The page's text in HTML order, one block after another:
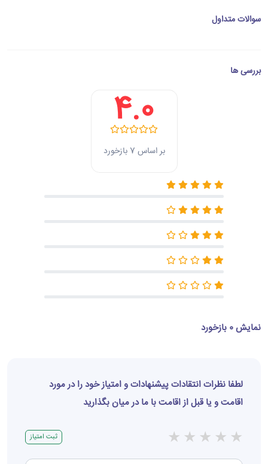
سوالات متداول
بررسی ها
4.0
بر اساس 7 بازخورد
نمایش 0 بازخورد
لطفا نظرات انتقادات پیشنهادات و امتیاز خود را در مورد
اقامت و یا قبل از اقامت با ما در میان بگذارید
★
★
★
★
★ ثبت امتیاز